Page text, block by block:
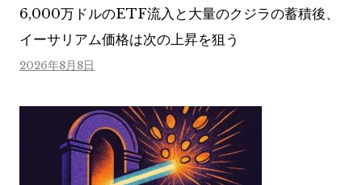
6,000万ドルのETF流入と大量のクジラの蓄積後、
イーサリアム価格は次の上昇を狙う
2026年8月8日